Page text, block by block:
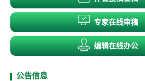
专家在线审稿
编辑在线办公
公告信息